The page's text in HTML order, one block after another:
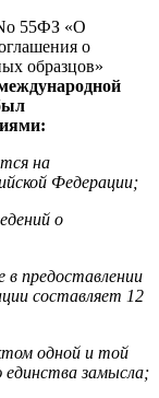
55­ФЗ «О
о
образцов»
на
Федера­ции;
о
в предоставлении
составляет 12
одной и той
замысла;